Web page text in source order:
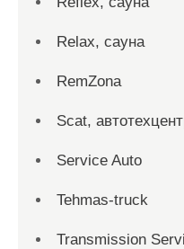
Relax, сауна
RemZona
Scat,
Service Auto
Tehmas-truck
Transmission